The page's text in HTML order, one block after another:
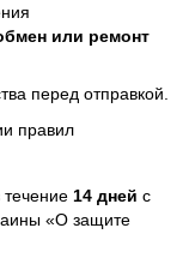
или ремонт
перед отправкой.
правил
14 дней с
«О защите